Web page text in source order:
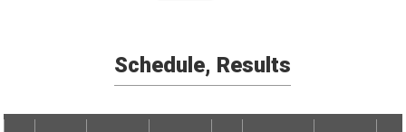
Schedule, Results